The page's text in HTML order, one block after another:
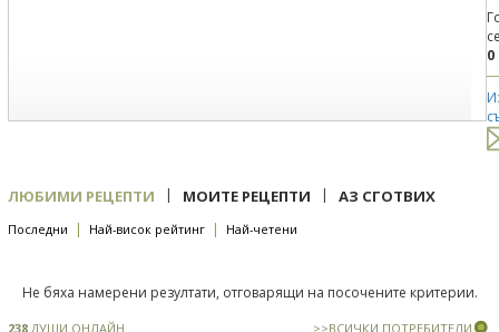
0
ЛЮБИМИ РЕЦЕПТИ | МОИТЕ РЕЦЕПТИ | АЗ СГОТВИХ
Последни | Най-висок рейтинг | Най-четени
Не бяха намерени резултати, отговарящи на посочените критерии.
238 ДУШИ ОНЛАЙН >>ВСИЧКИ ПОТРЕБИТЕЛИ